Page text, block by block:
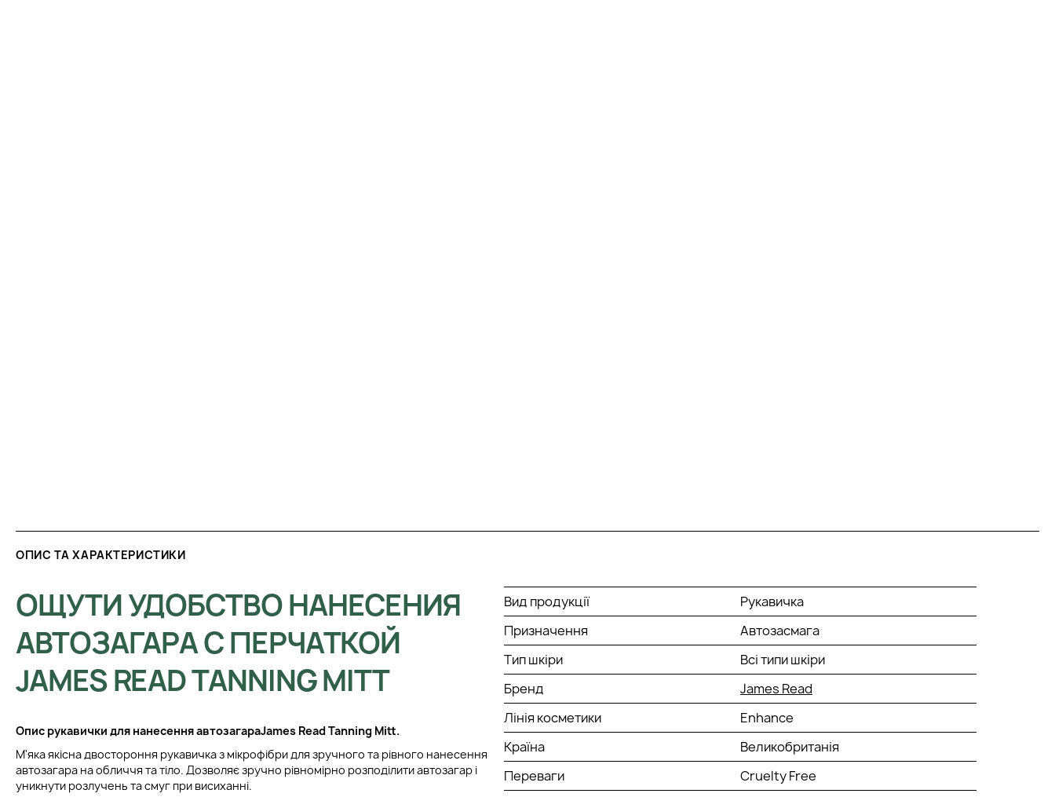
ОПИС ТА ХАРАКТЕРИСТИКИ
ОЩУТИ УДОБСТВО НАНЕСЕНИЯ
АВТОЗАГАРА С ПЕРЧАТКОЙ
JAMES READ TANNING MITT
Опис рукавички для нанесення автозагараJames Read Tanning Mitt.
М'яка якісна двостороння рукавичка з мікрофібри для зручного та рівного нанесення
автозагара на обличчя та тіло. Дозволяє зручно рівномірно розподілити автозагар і
уникнути розлучень та смуг при висиханні.
Вид продукції
Рукавичка
Призначення
Автозасмага
Тип шкіри
Всі типи шкіри
Бренд
James Read
Лінія косметики
Enhance
Країна
Великобританія
Переваги
Cruelty Free